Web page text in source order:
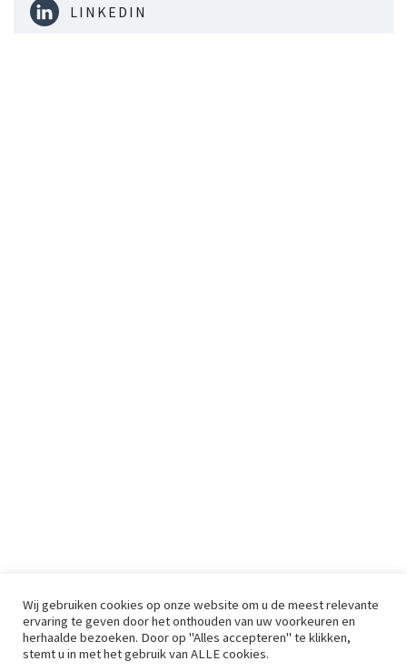
LINKEDIN
Wij gebruiken cookies op onze website om u de meest relevante
ervaring te geven door het onthouden van uw voorkeuren en
herhaalde bezoeken. Door op "Alles accepteren" te klikken,
stemt u in met het gebruik van ALLE cookies.